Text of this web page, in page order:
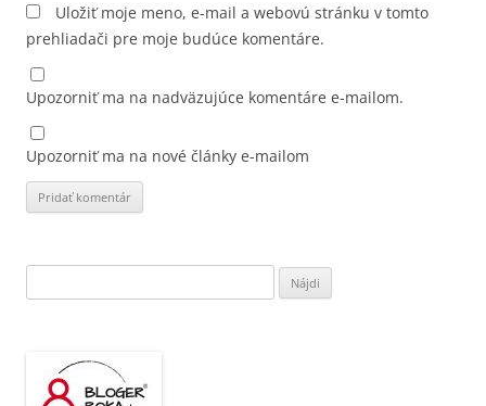
Uložiť moje meno, e-mail a webovú stránku v tomto
prehliadači pre moje budúce komentáre.
Upozorniť ma na nadväzujúce komentáre e-mailom.
Upozorniť ma na nové články e-mailom